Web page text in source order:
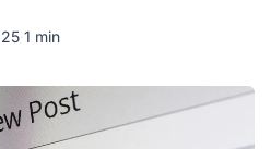
·1 min